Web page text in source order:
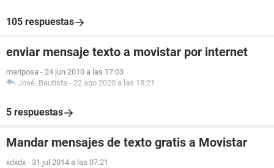
105 respuestas
enviar mensaje texto a movistar por internet
mariposa - 24 jun 2010 a las 17:03
José_Bautista - 22 ago 2020 a las 18:21
5 respuestas
Mandar mensajes de texto gratis a Movistar
xdxdx - 31 jul 2014 a las 07:21